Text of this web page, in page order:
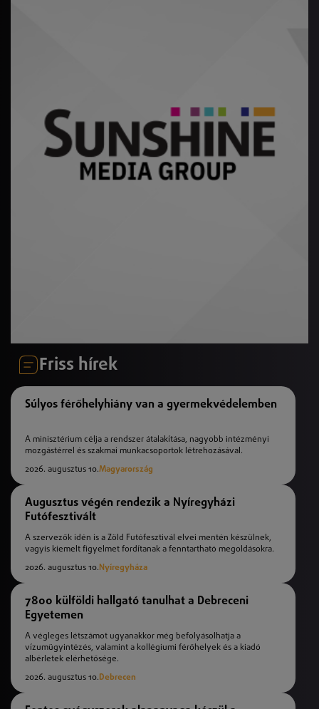
Friss hírek
Súlyos férőhelyhiány van a gyermekvédelemben
A minisztérium célja a rendszer átalakítása, nagyobb intézményi
mozgástérrel és szakmai munkacsoportok létrehozásával.
2026. augusztus 10.Magyarország
Augusztus végén rendezik a Nyíregyházi
Futófesztivált
A szervezők idén is a Zöld Futófesztivál elvei mentén készülnek,
vagyis kiemelt figyelmet fordítanak a fenntartható megoldásokra.
2026. augusztus 10. Nyíregyháza
7800 külföldi hallgató tanulhat a Debreceni
Egyetemen
A végleges létszámot ugyanakkor még befolyásolhatja a
vízumügyintézés, valamint a kollégiumi férőhelyek és a kiadó
albérletek elérhetősége.
2026. augusztus 10.Debrecen